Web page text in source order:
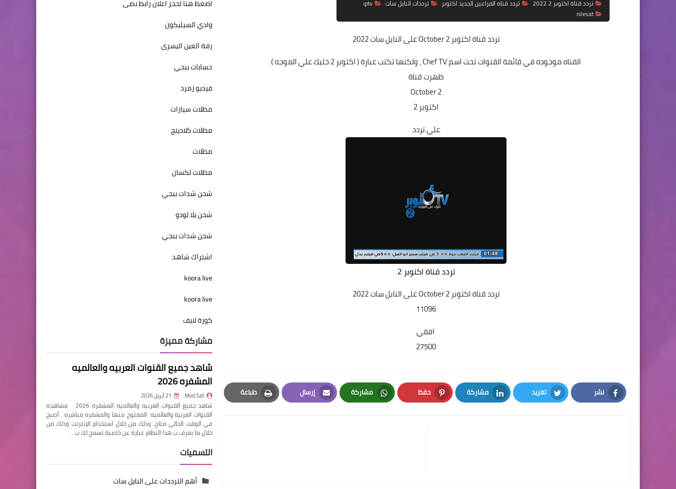
تردد قناة اكتوبر 2 2022
تردد قناه الفراعين الجديد اكتوبر ترددات النايل سات
iptv
nilesat
تردد قناة اكتوبر 2 October على النايل سات 2022
القناه موجوده في قائمة القنوات تحت اسم Chef TV ، ولكنها تكتب عبارة ( اكتوبر 2 خليك علي الموجه )
ظهرت قناة
October 2
اكتوبر 2
علي تردد
تردد قناة اكتوبر 2
تردد قناة اكتوبر 2 October على النايل سات 2022
11096
افقي
27500
نشر
Facebook
تغريد
Twitter
مشاركة
LinkedIn
حفظ
Pinterest
مشاركة
Whatsapp
إرسال
Email
طباعة
Print
اضغط هنا لحجز اعلان رابط نصى
وادي السيليكون
رفة العين اليسرى
حسابات ببجي
فيديو زمرد
مظلات سيارات
مظلات كلادينج
مظلات
مظلات لكسان
شحن شدات ببجي
شحن يلا لودو
شحن شدات ببجي
اشتراك شاهد
koora live
koora live
كورة لايف
مشاركة مميزة
شاهد جميع القنوات العربيه والعالميه
المشفره 2026
Mod Sat 21 أبريل 2026
شاهد جميع القنوات العربيه والعالميه المشفره 2026 مشاهده
القنوات العربية والعالميه المفتوح منها والمشفره مباشره أصبح
في الوقت الحالي متاح، وذلك من خلال استخدام الإنترنت وذلك من
خلال ما يعرف ب هذا النظام عبارة عن خاصية تسمح لك ب…
التسميات
أهم الترددات على النايل سات